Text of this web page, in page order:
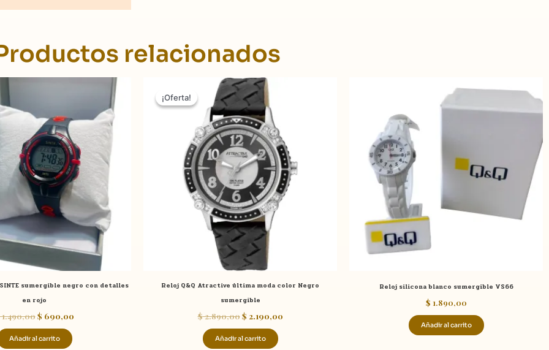
relacionados
sumergible negro con detalles
en rojo
1.490,00
$ 1.490,00.
$ 690,00
$ 690,00.
Añadir al carrito
¡Oferta!
¡Oferta!
Reloj Q&Q Atractive última moda color Negro
sumergible
$2.890,00
El
precio
original
era:
$ 2.890,00.
$ 2.190,00
Añadir al carrito
Reloj silicona blanco sumergible VS66
$ 1.890,00
Añadir al carrito